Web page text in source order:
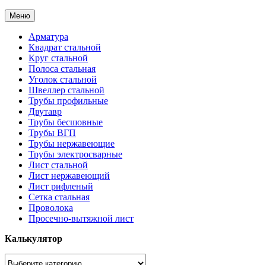
Меню
Арматура
Квадрат стальной
Круг стальной
Полоса стальная
Уголок стальной
Швеллер стальной
Трубы профильные
Двутавр
Трубы бесшовные
Трубы ВГП
Трубы нержавеющие
Трубы электросварные
Лист стальной
Лист нержавеющий
Лист рифленый
Сетка стальная
Проволока
Просечно-вытяжной лист
Калькулятор